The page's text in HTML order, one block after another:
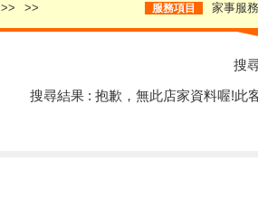
>> >> 服務項目 家事服務
搜
搜尋結果 : 抱歉，無此店家資料喔!此